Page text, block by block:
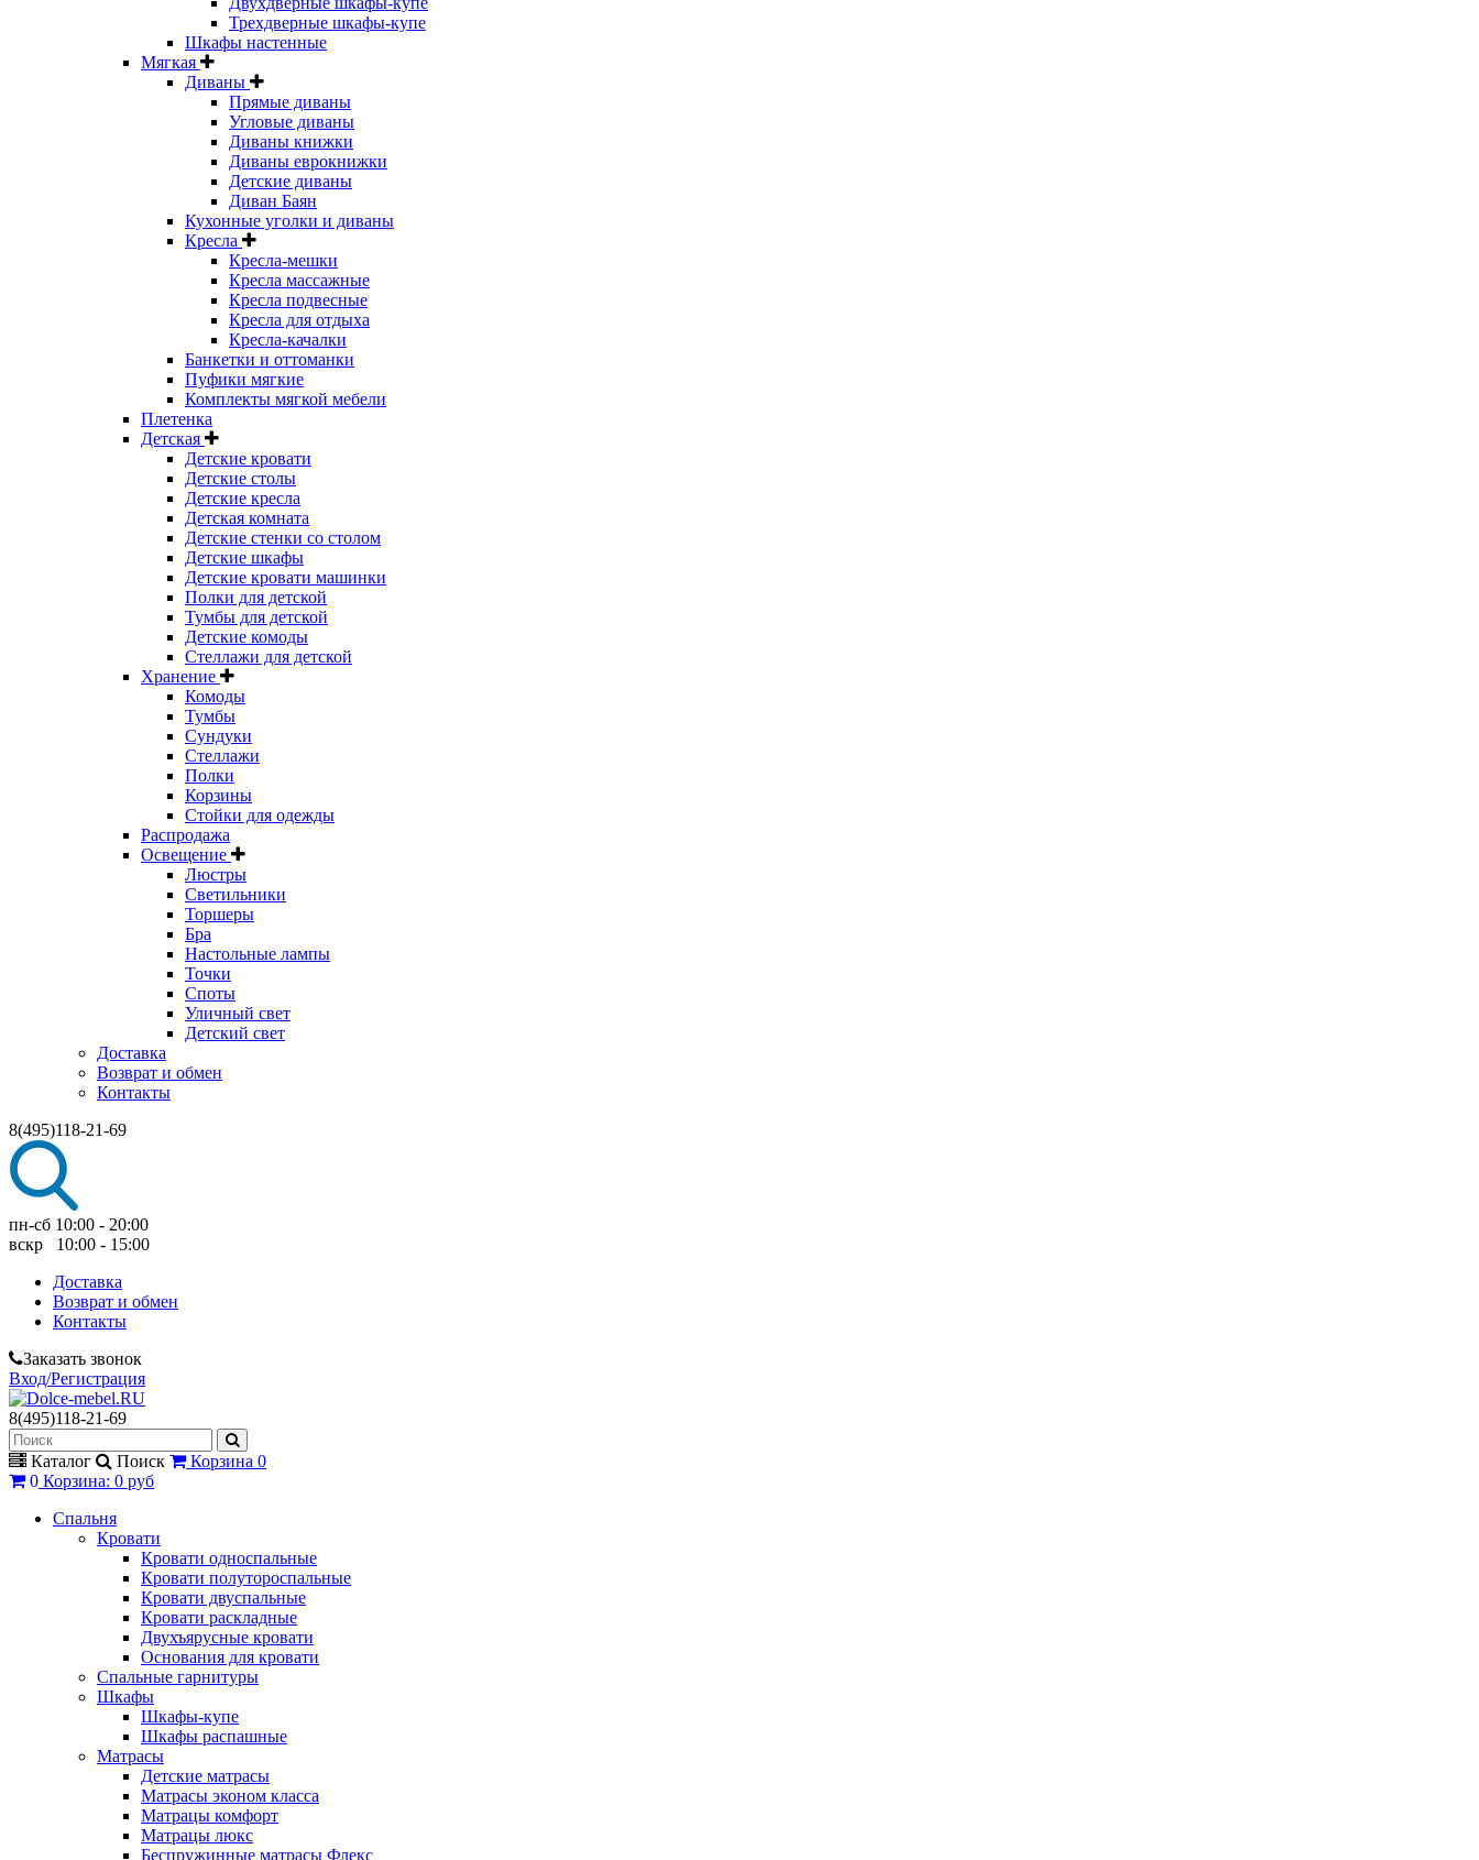
Трехдверные шкафы-купе
Шкафы настенные
Мягкая
Диваны
Прямые диваны
Угловые диваны
Диваны книжки
Диваны еврокнижки
Детские диваны
Диван Баян
Кухонные уголки и диваны
Кресла
Кресла-мешки
Кресла массажные
Кресла подвесные
Кресла для отдыха
Кресла-качалки
Банкетки и оттоманки
Пуфики мягкие
Комплекты мягкой мебели
Плетенка
Детская
Детские кровати
Детские столы
Детские кресла
Детская комната
Детские стенки со столом
Детские шкафы
Детские кровати машинки
Полки для детской
Тумбы для детской
Детские комоды
Стеллажи для детской
Хранение
Комоды
Тумбы
Сундуки
Стеллажи
Полки
Корзины
Стойки для одежды
Распродажа
Освещение
Люстры
Светильники
Торшеры
Бра
Настольные лампы
Точки
Споты
Уличный свет
Детский свет
Доставка
Возврат и обмен
Контакты
8(495)118-21-69
пн-сб 10:00 - 20:00
вскр 10:00 - 15:00
Доставка
Возврат и обмен
Контакты
Заказать звонок
Вход/Регистрация
8(495)118-21-69
Каталог Поиск Корзина 0
0 Корзина: 0 руб
Спальня
Кровати
Кровати односпальные
Кровати полутороспальные
Кровати двуспальные
Кровати раскладные
Двухъярусные кровати
Основания для кровати
Спальные гарнитуры
Шкафы
Шкафы-купе
Шкафы распашные
Матрасы
Детские матрасы
Матрасы эконом класса
Матрацы комфорт
Матрацы люкс
Беспружинные матрасы Флекс